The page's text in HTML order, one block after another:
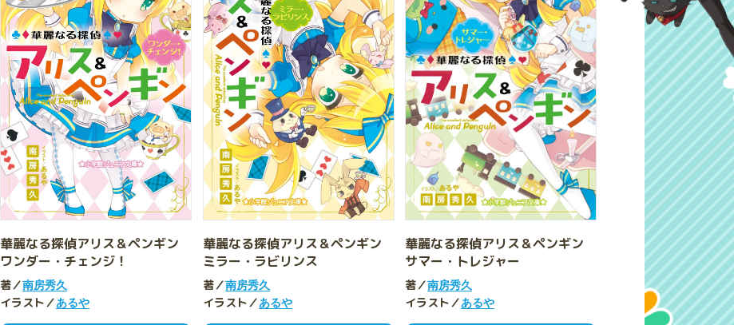
華麗なる探偵アリス＆ペンギン
ワンダー・チェンジ！
著／南房秀久
イラスト／あるや
華麗なる探偵アリス＆ペンギン
ミラー・ラビリンス
著／南房秀久
イラスト／あるや
華麗なる探偵アリス＆ペンギン
サマー・トレジャー
著／南房秀久
イラスト／あるや